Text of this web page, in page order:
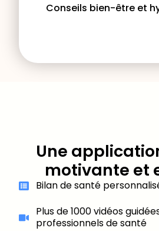
Conseils bien-être et
Une
motivante et
Bilan de santé
Plus de 1000 vidéos
professionnels de santé